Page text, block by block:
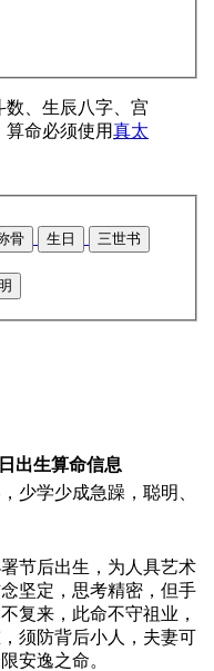
、生辰八字、宫
命必须使用真太
骨 生日 三世书
日出生算命信息
少学少成急躁，聪明、
节后出生，为人具艺术
坚定，思考精密，但手
复来，此命不守祖业，
须防背后小人，夫妻可
安逸之命。